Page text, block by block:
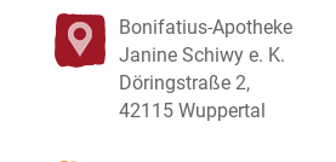
Bonifatius-Apotheke
Janine Schiwy e. K.
Döringstraße 2,
42115 Wuppertal